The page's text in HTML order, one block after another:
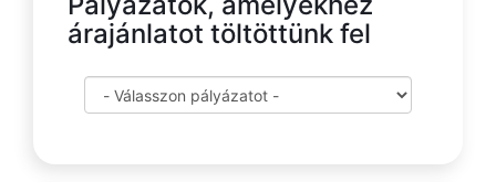
árajánlatot töltöttünk fel